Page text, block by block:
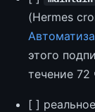
(Hermes
этого
течение 72
[ ]